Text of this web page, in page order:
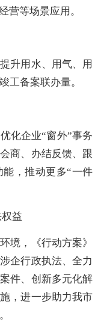
营等场景应用。
升用水、用气、用
工备案联办量。
化企业“窗外”事务
商、办结反馈、跟
，推动更多“一件
益
，《行动方案》
企行政执法、全力
件、创新多元化解
，进一步助力我市